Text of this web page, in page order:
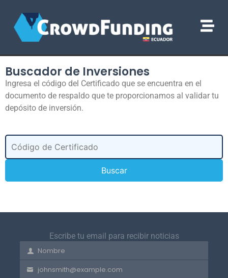
Buscador de Inversiones
Ingresa el código del Certificado que se encuentra en el
documento de respaldo que te proporcionamos al validar tu
depósito de inversión.
Escribe tu email para recibir noticias
First
Name
Nombre
Your johnsmith@example.com